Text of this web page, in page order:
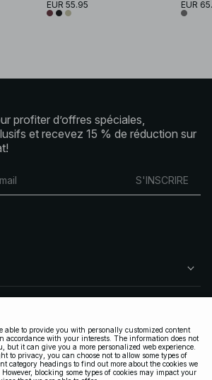
EUR 55.95
EUR
profiter d’offres spéciales,
et recevez 15 % de réduction sur
S'INSCRIRE